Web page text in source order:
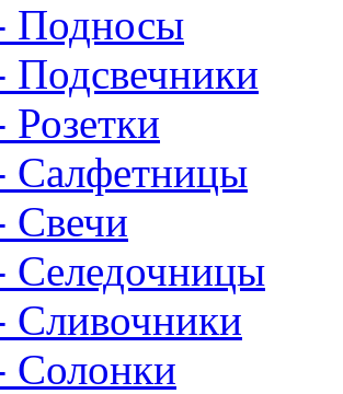
Подносы
Подсвечники
Розетки
Салфетницы
Свечи
Селедочницы
Сливочники
Солонки